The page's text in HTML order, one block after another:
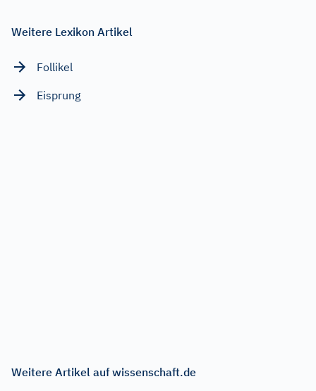
Weitere Lexikon Artikel
Follikel
Eisprung
Weitere Artikel auf wissenschaft.de